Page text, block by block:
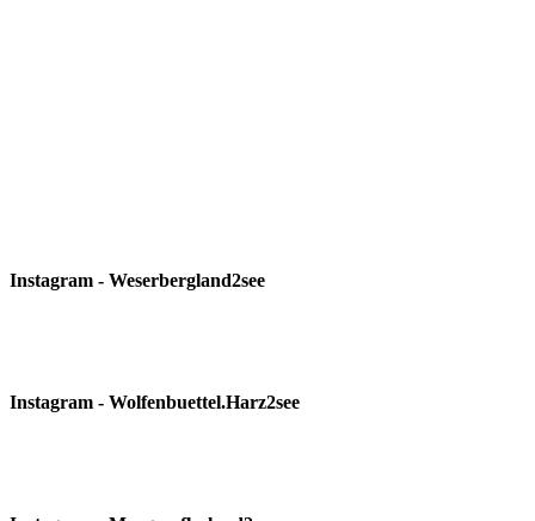
Instagram - Weserbergland2see
Instagram - Wolfenbuettel.Harz2see